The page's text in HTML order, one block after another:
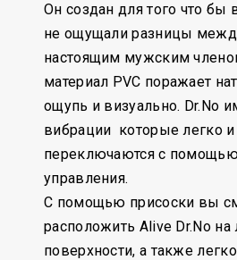
Он создан для того что бы
не ощущали разницы
настоящим мужским
материал PVC поражает
ощупь и визуально. Dr.No
вибрации которые легко
переключаются с помощью
управления.
С помощью присоски вы
расположить Alive Dr.No
поверхности, а также